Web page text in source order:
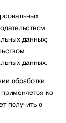
данных;
данных.
обработки
ко
получить о